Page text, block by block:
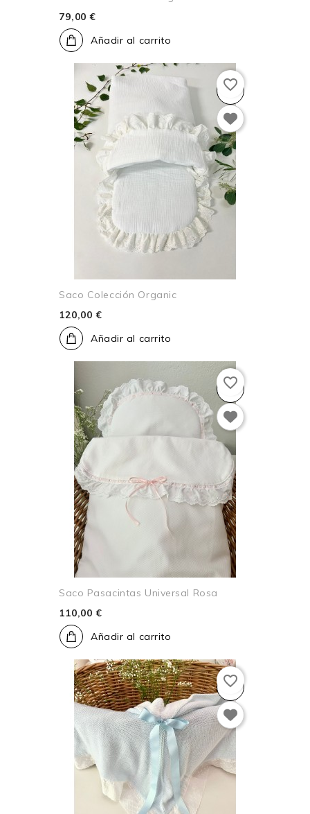
79,00 €
Añadir al carrito
Saco Colección Organic
120,00 €
Añadir al carrito
favorite_border
Saco Pasacintas Universal Rosa
110,00 €
Añadir al carrito
favorite_border
favorite_border